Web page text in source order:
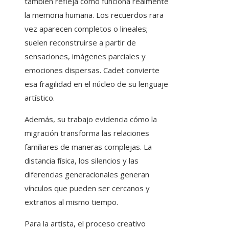
la memoria humana. Los recuerdos rara
vez aparecen completos o lineales;
suelen reconstruirse a partir de
sensaciones, imágenes parciales y
emociones dispersas. Cadet convierte
esa fragilidad en el núcleo de su lenguaje
artístico.
Además, su trabajo evidencia cómo la
migración transforma las relaciones
familiares de maneras complejas. La
distancia física, los silencios y las
diferencias generacionales generan
vínculos que pueden ser cercanos y
extraños al mismo tiempo.
Para la artista, el proceso creativo